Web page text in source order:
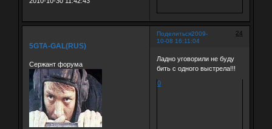
Поделиться 24
2009-
10-08 16:11:04
5GTA-GAL(RUS)
Сержант форума
Ладно уговорили не буду
бить с одного выстрела!!!
0